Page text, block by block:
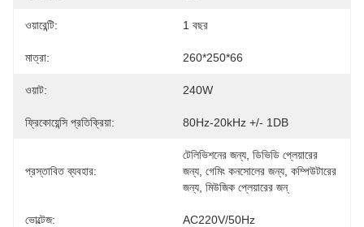
ওয়ারেন্টি: 1 বছর
মাত্রা: 260*250*66
ওয়াট: 240W
ফ্রিকোয়েন্সি প্রতিক্রিয়া: 80Hz-20kHz +/- 1DB
প্রস্তাবিত ব্যবহার:
টেলিভিশনের জন্য, ডিভিডি প্লেয়ারের
জন্য, গেমিং কনসোলের জন্য, কম্পিউটারের
জন্য, মিউজিক প্লেয়ারের জন্
ভোল্টেজ: AC220V/50Hz